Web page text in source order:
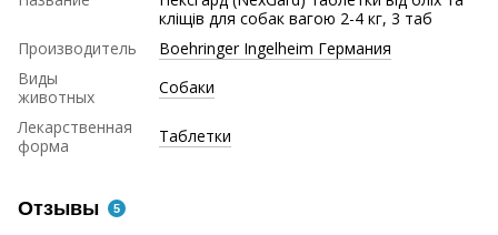
кліщів для собак вагою 2-4 кг, 3 таб
Производитель
Boehringer Ingelheim Германия
Виды
животных
Собаки
Лекарственная
форма
Таблетки
Отзывы 5